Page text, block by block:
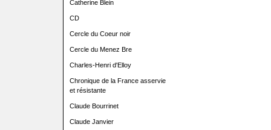
Catherine Blein
CD
Cercle du Coeur noir
Cercle du Menez Bre
Charles-Henri d'Elloy
Chronique de la France asservie
et résistante
Claude Bourrinet
Claude Janvier